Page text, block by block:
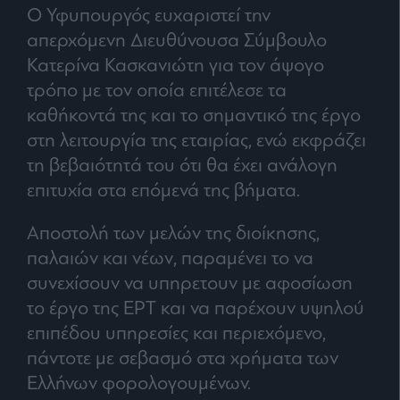
agree
to
Terms
Privacy
Notice.
can
out
any
time.
site
protected
and
the
Privacy
Policy
Terms
Service
Ο Υφυπουργός ευχαριστεί την
απερχόμενη Διευθύνουσα Σύμβουλο
Κατερίνα Κασκανιώτη για τον άψογο
τρόπο με τον οποία επιτέλεσε τα
καθήκοντά της και το σημαντικό της έργο
στη λειτουργία της εταιρίας, ενώ εκφράζει
τη βεβαιότητά του ότι θα έχει ανάλογη
επιτυχία στα επόμενά της βήματα.
Αποστολή των μελών της διοίκησης,
παλαιών και νέων, παραμένει το να
συνεχίσουν να υπηρετουν με αφοσίωση
το έργο της ΕΡΤ και να παρέχουν υψηλού
επιπέδου υπηρεσίες και περιεχόμενο,
πάντοτε με σεβασμό στα χρήματα των
Ελλήνων φορολογουμένων.